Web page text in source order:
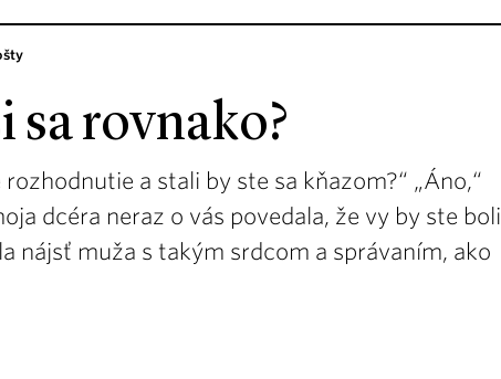
sa rovnako?
a stali by ste sa kňazom?“ „Áno,“
dcéra neraz o vás povedala, že vy by ste boli
nájsť muža s takým srdcom a správaním, ako